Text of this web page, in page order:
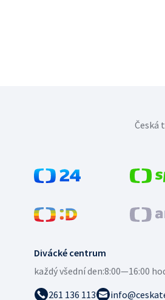
Divácké centrum
každý všední den:8:00—16:00
261 136 113
Česká